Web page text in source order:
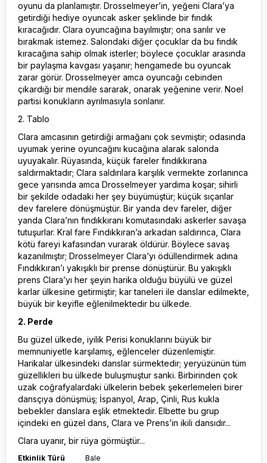
oyunu da planlamıştır. Drosselmeyer’in, yeğeni Clara’ya
getirdiği hediye oyuncak asker şeklinde bir fındık
kıracağıdır. Clara oyuncağına bayılmıştır; ona sarılır ve
bırakmak istemez. Salondaki diğer çocuklar da bu fındık
kıracağına sahip olmak isterler; böylece çocuklar arasında
bir paylaşma kavgası yaşanır; hengamede bu oyuncak
zarar görür. Drosselmeyer amca oyuncağı cebinden
çıkardığı bir mendile sararak, onarak yeğenine verir. Noel
partisi konukların ayrılmasıyla sonlanır.
2. Tablo
Clara amcasının getirdiği armağanı çok sevmiştir; odasında
uyumak yerine oyuncağını kucağına alarak salonda
uyuyakalır. Rüyasında, küçük fareler fındıkkırana
saldırmaktadır; Clara saldırılara karşılık vermekte zorlanınca
gece yarısında amca Drosselmeyer yardıma koşar; sihirli
bir şekilde odadaki her şey büyümüştür; küçük sıçanlar
dev farelere dönüşmüştür. Bir yanda dev fareler, diğer
yanda Clara’nın fındıkkıranı komutasındaki askerler savaşa
tutuşurlar. Kral fare Fındıkkıran’a arkadan saldırınca, Clara
kötü fareyi kafasından vurarak öldürür. Böylece savaş
kazanılmıştır; Drosselmeyer Clara’yı ödüllendirmek adına
Fındıkkıran’ı yakışıklı bir prense dönüştürür. Bu yakışıklı
prens Clara’yı her şeyin harika olduğu büyülü ve güzel
karlar ülkesine getirmiştir; kar taneleri ile danslar edilmekte,
büyük bir keyifle eğlenilmektedir bu ülkede.
2. Perde
Bu güzel ülkede, iyilik Perisi konuklarını büyük bir
memnuniyetle karşılamış, eğlenceler düzenlemiştir.
Harikalar ülkesindeki danslar sürmektedir; yeryüzünün tüm
güzellikleri bu ülkede buluşmuştur sanki. Birbirinden çok
uzak coğrafyalardaki ülkelerin bebek şekerlemeleri birer
dansçıya dönüşmüş; İspanyol, Arap, Çinli, Rus kukla
bebekler danslara eşlik etmektedir. Elbette bu grup
içindeki en güzel dans, Clara ve Prens’in ikili dansıdır...
Clara uyanır, bir rüya görmüştür...
Etkinlik Türü
Bale